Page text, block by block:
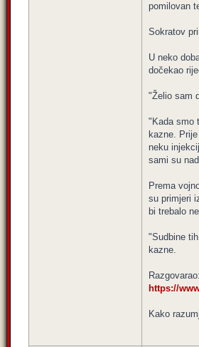
pomilovan
Sokratov
U neko
dočekao
"Želio sam
"Kada smo
kazne.
neku
sami su
Prema
su primjeri
bi trebalo
"Sudbine
kazne.
https://
Kako